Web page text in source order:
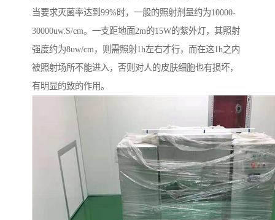
当要求灭菌率达到99%时，一般的照射剂量约为10000-
30000uw.S/cm。一支距地面2m的15W的紫外灯，其照射
强度约为8uw/cm，则需照射1h左右才行，而在这1h之内
被照射场所不能进入，否则对人的皮肤细胞也有损坏，
有明显的致的作用。